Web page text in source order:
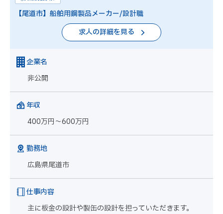
【尾道市】船舶用鋼製品メーカー/設計職
求人の詳細を見る
企業名
非公開
年収
400万円～600万円
勤務地
広島県尾道市
仕事内容
主に板金の設計や製缶の設計を担っていただきます。